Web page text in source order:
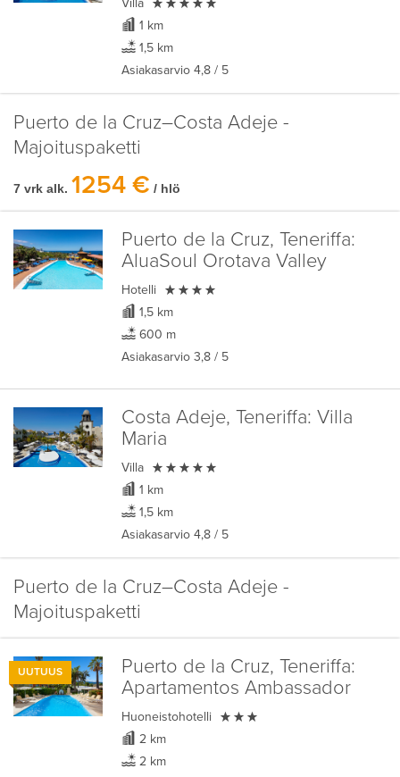
Villa
1 km
1,5 km
Asiakasarvio 4,8 / 5
Puerto de la Cruz–Costa Adeje -
Majoituspaketti
7 vrk alk. 1254 € / hlö
Puerto de la Cruz, Teneriffa:
AluaSoul Orotava Valley
Hotelli 
1,5 km
600 m
Asiakasarvio 3,8 / 5
Costa Adeje, Teneriffa: Villa
Maria
Villa 
1 km
1,5 km
Asiakasarvio 4,8 / 5
Puerto de la Cruz–Costa Adeje -
Majoituspaketti
UUTUUS
Puerto de la Cruz, Teneriffa:
Apartamentos Ambassador
Huoneistohotelli 
2 km
2 km